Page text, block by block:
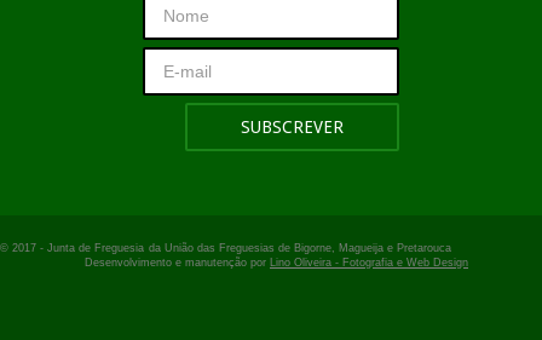
© 2017 - Junta de Freguesia da União das Freguesias de Bigorne, Magueija e Pretarouca
Desenvolvimento e manutenção por
Lino Oliveira - Fotografia e Web Design